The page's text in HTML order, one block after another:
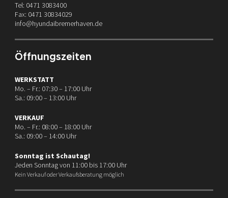
Tel: 0471 3083400
Fax: 0471 30834029
info@hyundaibremerhaven.de
Öffnungszeiten
WERKSTATT
Mo. – Fr.: 07:30 – 17:00 Uhr
Sa.: 09:00 – 13:00 Uhr
VERKAUF
Mo. – Fr.: 08:00 – 18:00 Uhr
Sa.: 09:00 – 14:00 Uhr
Sonntag ist Schautag!
Jeden Sonntag von 11:00 bis 17:00 Uhr
Kein Verkauf oder Verkaufsberatung möglich